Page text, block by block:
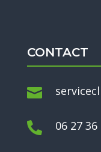
CONTACT

 06 27 36